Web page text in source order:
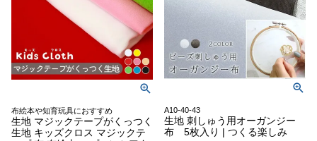
布絵本や知育玩具におすすめ
生地 マジックテープがくっつく
生地 キッズクロス マジックテ
A10-40-43
生地 刺しゅう用オーガンジー
布 5枚入り | つくる楽しみ